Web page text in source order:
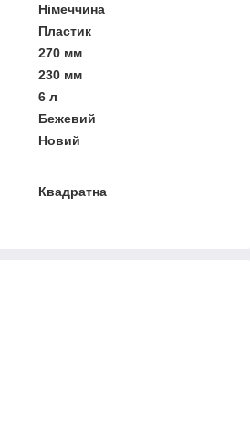
Німеччина
Пластик
270 мм
230 мм
6 л
Бежевий
Новий
Квадратна